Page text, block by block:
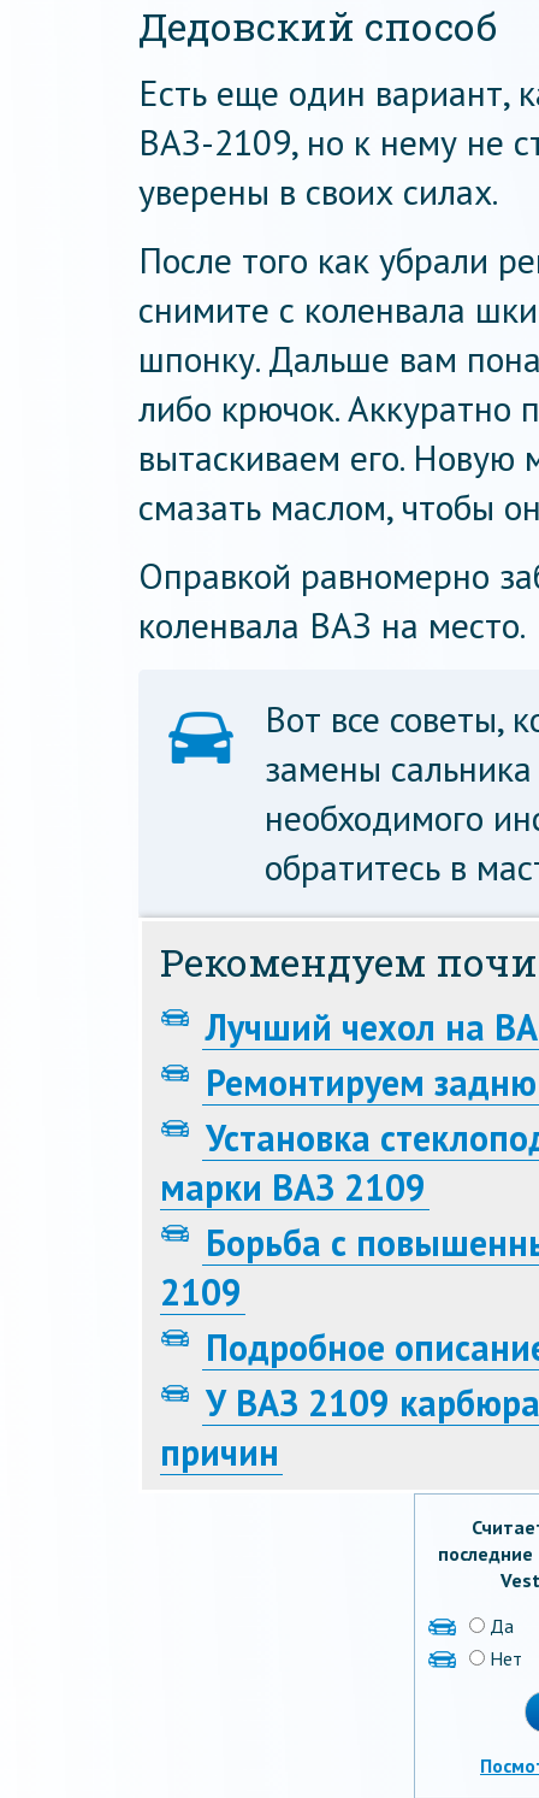
Дедовский способ
Есть еще один вариант,
ВАЗ-2109, но к нему не
уверены в своих силах.
После того как убрали
снимите с коленвала
шпонку. Дальше вам
либо крючок. Аккуратно
вытаскиваем его.
смазать маслом, чтобы
Оправкой равномерно
коленвала ВАЗ на место.
Вот все советы,
замены
необходимого
обратитесь в
Рекомендуем
Лучший чехол на
Ремонтируем
Установка
марки ВАЗ 2109
Борьба с
2109
Подробное
У ВАЗ 2109
причин
Да
Нет